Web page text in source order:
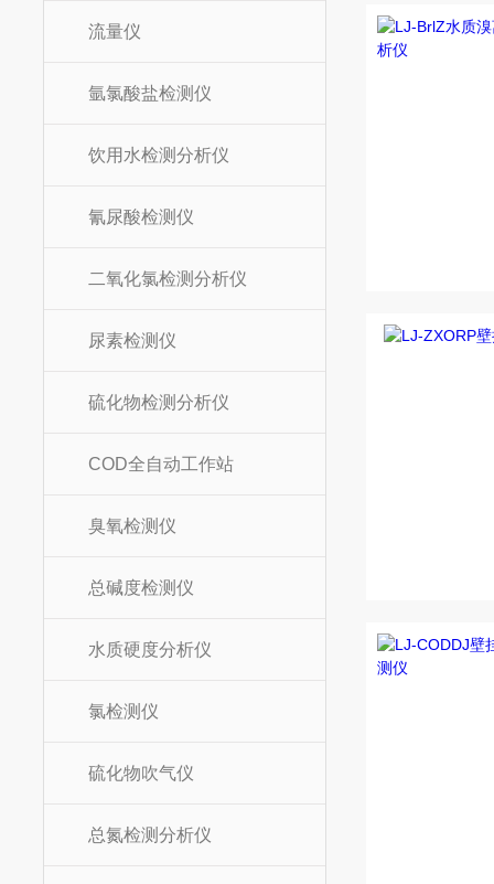
流量仪
氩氯酸盐检测仪
饮用水检测分析仪
氰尿酸检测仪
二氧化氯检测分析仪
尿素检测仪
硫化物检测分析仪
COD全自动工作站
臭氧检测仪
总碱度检测仪
水质硬度分析仪
氯检测仪
硫化物吹气仪
总氮检测分析仪